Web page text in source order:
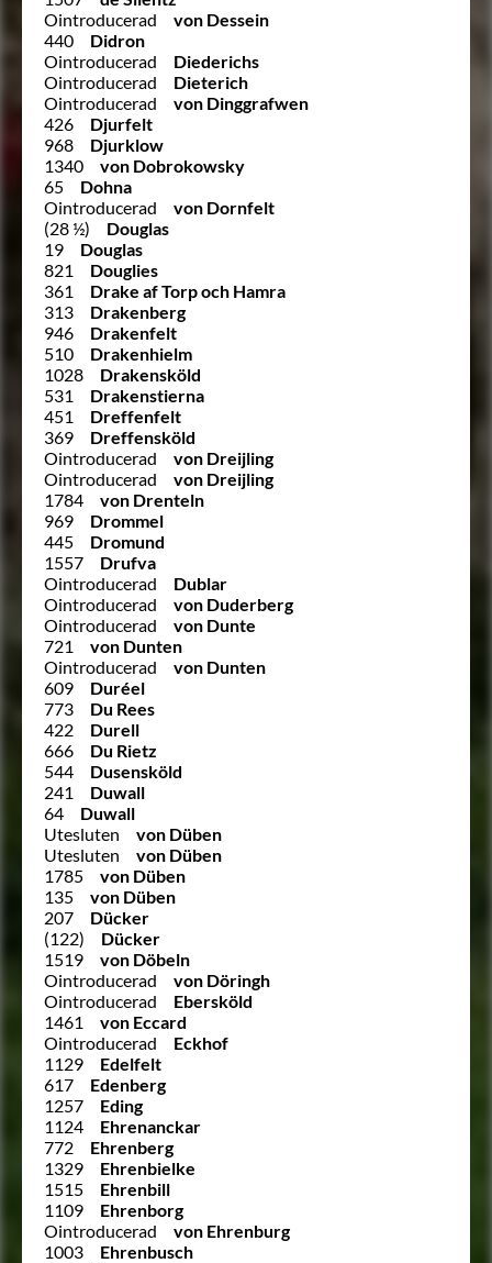
Ointroducerad
von Dessein
440
Didron
Ointroducerad
Diederichs
Ointroducerad
Dieterich
Ointroducerad
von Dinggrafwen
426
Djurfelt
968
Djurklow
1340
von Dobrokowsky
65
Dohna
Ointroducerad
von Dornfelt
(28 ½)
Douglas
19
Douglas
821
Douglies
361
Drake af Torp och Hamra
313
Drakenberg
946
Drakenfelt
510
Drakenhielm
1028
Drakensköld
531
Drakenstierna
451
Dreffenfelt
369
Dreffensköld
Ointroducerad
von Dreijling
Ointroducerad
von Dreijling
1784
von Drenteln
969
Drommel
445
Dromund
1557
Drufva
Ointroducerad
Dublar
Ointroducerad
von Duderberg
Ointroducerad
von Dunte
721
von Dunten
Ointroducerad
von Dunten
609
Duréel
773
Du Rees
422
Durell
666
Du Rietz
544
Dusensköld
241
Duwall
64
Duwall
Utesluten
von Düben
Utesluten
von Düben
1785
von Düben
135
von Düben
207
Dücker
(122)
Dücker
1519
von Döbeln
Ointroducerad
von Döringh
Ointroducerad
Ebersköld
1461
von Eccard
Ointroducerad
Eckhof
1129
Edelfelt
617
Edenberg
1257
Eding
1124
Ehrenanckar
772
Ehrenberg
1329
Ehrenbielke
1515
Ehrenbill
1109
Ehrenborg
Ointroducerad
von Ehrenburg
1003
Ehrenbusch